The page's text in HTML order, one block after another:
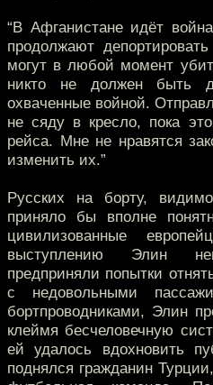
“В Афганистане идёт
продолжают
могут в любой момент
никто не должен быть
охваченные войной.
не сяду в кресло, пока
рейса. Мне не нравятся
изменить их.”
Русских на борту,
приняло бы вполне
цивилизованные
выступлению Элин
предприняли попытки
с недовольными
бортпроводниками, Элин
клеймя бесчеловечную
ей удалось вдохновить
поднялся гражданин